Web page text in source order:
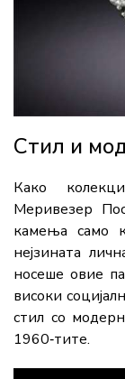
Стил и
Како
Меривезер
камења само
нејзината
носеше овие
високи
стил со
1960‑тите.